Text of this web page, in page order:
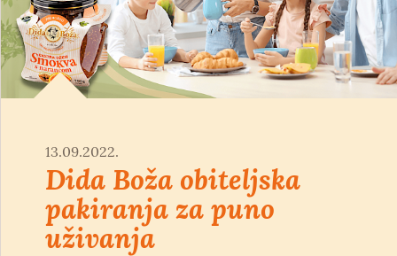
13.09.2022.
Dida Boža obiteljska
pakiranja za puno
uživanja